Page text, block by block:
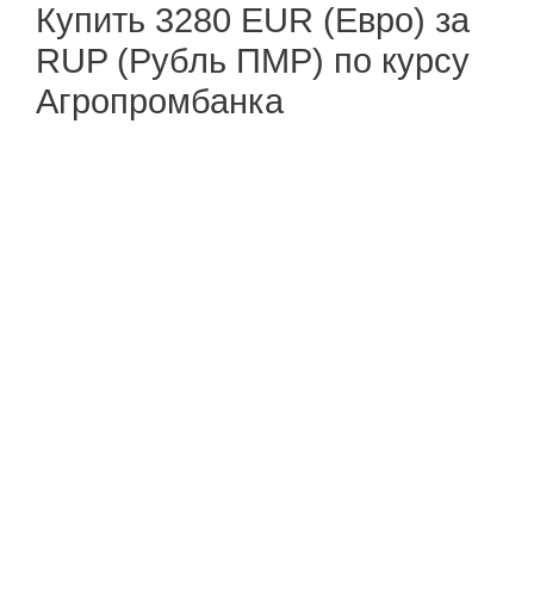
Купить 3280 EUR (Евро) за
RUP (Рубль ПМР) по курсу
Агропромбанка